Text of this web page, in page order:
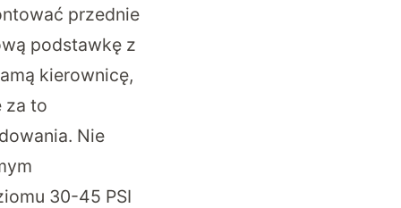
przednie
podstawkę z
kierownicę,
za to
Nie
30-45 PSI